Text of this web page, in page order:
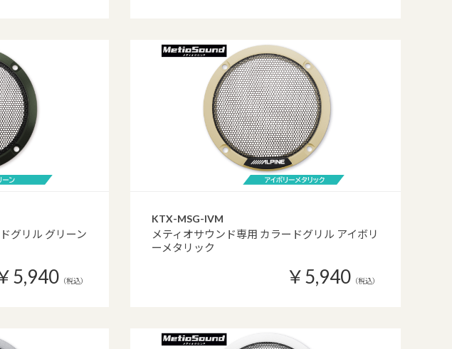
グリル グリーン
5,940 （税込）
KTX-MSG-IVM
メティオサウンド専用 カラードグリル アイボリ
ーメタリック
￥5,940 （税込）